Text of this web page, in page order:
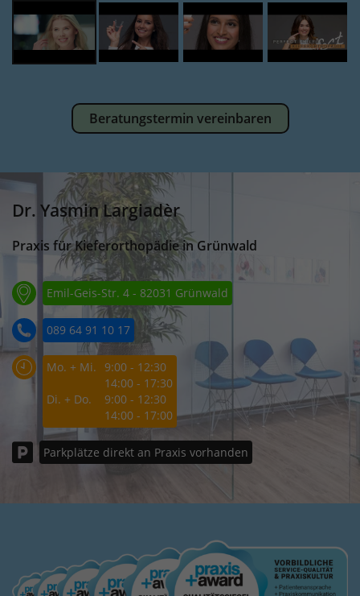
Beratungstermin vereinbaren
Dr. Yasmin Largiadèr
Praxis für Kieferorthopädie in Grünwald
Emil-Geis-Str. 4 - 82031 Grünwald
089 64 91 10 17
Mo. + Mi.
9:00 - 12:30
14:00 - 17:30
Di. + Do.
9:00 - 12:30
14:00 - 17:00
Parkplätze direkt an Praxis vorhanden